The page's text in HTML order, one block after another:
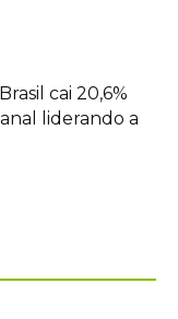
cai 20,6%
liderando a